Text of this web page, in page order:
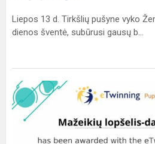
Liepos 13 d. Tirkšlių pušyne vyko
dienos šventė, subūrusi gausų b...
eTwinning
projektas
,,Mažos